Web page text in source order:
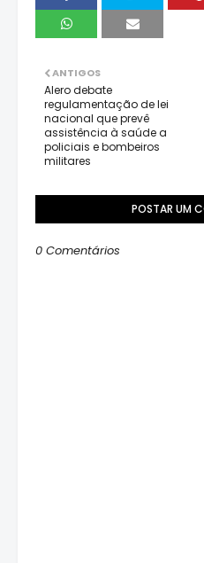
ANTIGOS
Alero debate
regulamentação de lei
nacional que prevê
assistência à saúde a
policiais e bombeiros
militares
POSTAR UM
0 Comentários